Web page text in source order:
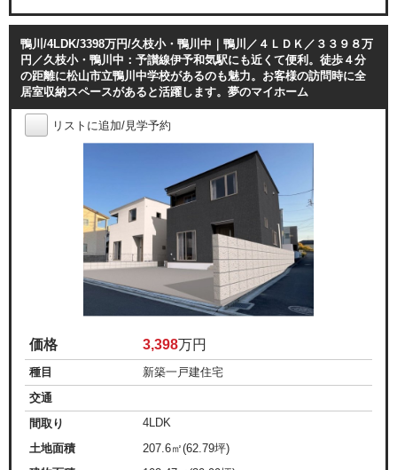
鴨川/4LDK/3398万円/久枝小・鴨川中｜鴨川／４ＬＤＫ／３３９８万
円／久枝小・鴨川中：予讃線伊予和気駅にも近くて便利。徒歩４分
の距離に松山市立鴨川中学校があるのも魅力。お客様の訪問時に全
居室収納スペースがあると活躍します。夢のマイホーム
リストに追加/見学予約
価格 3,398万円
種目
新築一戸建住宅
交通
間取り
4LDK
土地面積
207.6㎡(62.79坪)